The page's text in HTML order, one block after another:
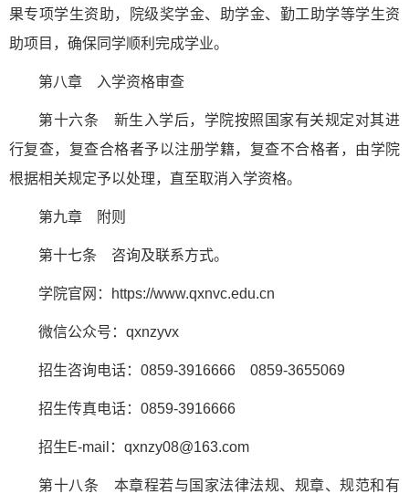
果专项学生资助，院级奖学金、助学金、勤工助学等学生资
助项目，确保同学顺利完成学业。
第八章 入学资格审查
第十六条 新生入学后，学院按照国家有关规定对其进
行复查，复查合格者予以注册学籍，复查不合格者，由学院
根据相关规定予以处理，直至取消入学资格。
第九章 附则
第十七条 咨询及联系方式。
学院官网：https://www.qxnvc.edu.cn
微信公众号：qxnzyvx
招生咨询电话：0859-3916666 0859-3655069
招生传真电话：0859-3916666
招生E-mail：qxnzy08@163.com
第十八条 本章程若与国家法律法规、规章、规范和有